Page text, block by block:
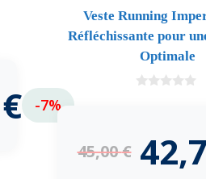
€ -7%
Veste Running
Réfléchissante pour
Optimale
45,00€